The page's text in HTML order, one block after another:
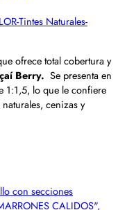
Tintes Naturales-
ofrece total cobertura y
Berry. Se presenta en
1:1,5, lo que le confiere
cenizas y